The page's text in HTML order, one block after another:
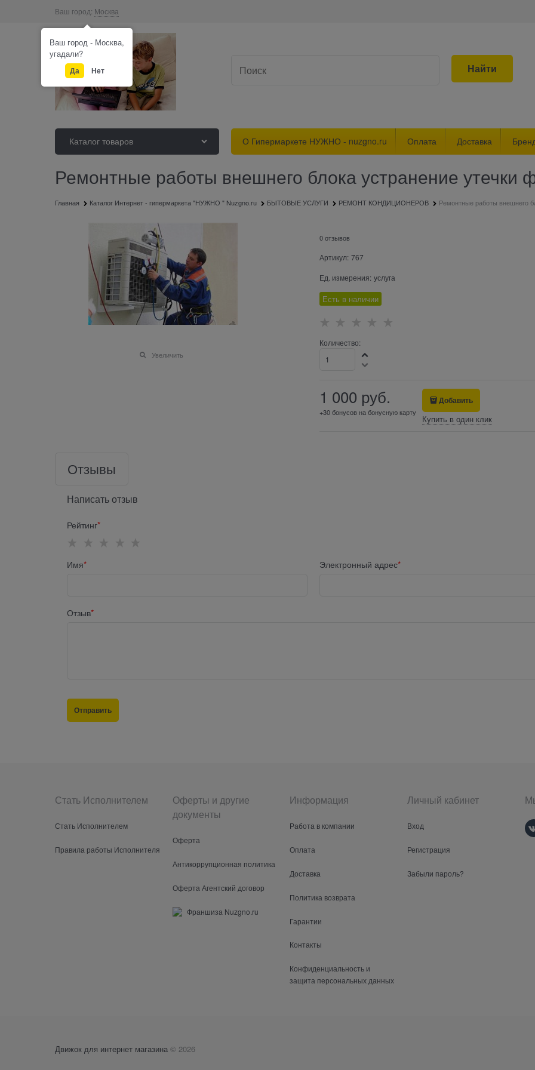
Ваш город: Москва
Найти
Каталог товаров О Гипермаркете НУЖНО - nuzgno.ru Оплата Доставка
Ремонтные работы внешнего блока устранение утечки
Главная Каталог Интернет - гипермаркета "НУЖНО " Nuzgno.ru БЫТОВЫЕ УСЛУГИ РЕМОНТ КОНДИЦИОНЕРОВ Ремонтные работы внешнего
Увеличить
0 отзывов
Артикул: 767
Ед. измерения: услуга
Есть в наличии
Количество:
1 000 руб.
+30 бонусов на бонусную карту
Добавить
Купить в один клик
Отзывы
Написать отзыв
Рейтинг
Имя Электронный адрес
Отзыв
Стать Исполнителем
Стать Исполнителем
Правила работы Исполнителя
Оферты и другие
документы
Оферта
Антикоррупционная политика
Оферта Агентский договор
Франшиза Nuzgno.ru
Информация
Работа в компании
Оплата
Доставка
Политика возврата
Гарантии
Контакты
Конфиденциальность и
защита персональных данных
Личный кабинет
Вход
Регистрация
Забыли пароль?
Движок для интернет магазина © 2026
Ваш город - Москва,
угадали?
Да Нет